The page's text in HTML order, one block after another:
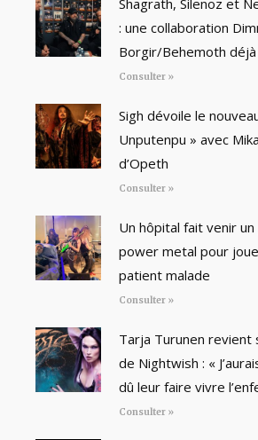
: une collaboration
Borgir/Behemoth
Consulter »
Sigh dévoile le
Unputenpu » avec
d’Opeth
Consulter »
Un hôpital fait venir
power metal pour
patient malade
Consulter »
Tarja Turunen revient
de Nightwish : «
dû leur faire vivre
Consulter »